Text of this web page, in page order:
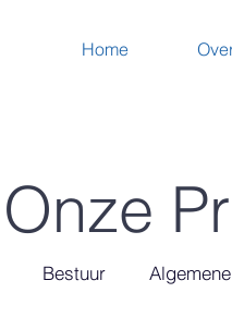
Home
Bestuur
Onze